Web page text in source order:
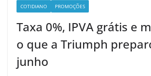
COTIDIANO PROMOÇÕES
Taxa 0%, IPVA grátis e
o que a Triumph
junho